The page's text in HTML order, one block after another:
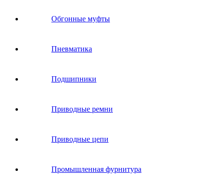
Обгонные муфты
Пневматика
Подшипники
Приводные ремни
Приводные цепи
Промышленная фурнитура